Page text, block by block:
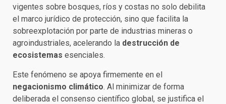
vigentes sobre bosques, ríos y costas no solo debilita
el marco jurídico de protección, sino que facilita la
sobreexplotación por parte de industrias mineras o
agroindustriales, acelerando la destrucción de
ecosistemas esenciales.
Este fenómeno se apoya firmemente en el
negacionismo climático. Al minimizar de forma
deliberada el consenso científico global, se justifica el